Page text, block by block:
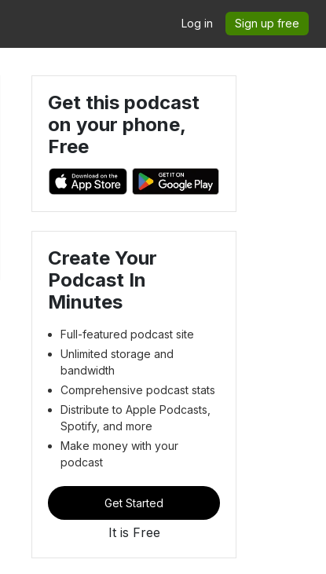
Log in Sign up free
Get this podcast
on your phone,
Free
Create Your
Podcast In
Minutes
Full-featured podcast site
Unlimited storage and
bandwidth
Comprehensive podcast stats
Distribute to Apple Podcasts,
Spotify, and more
Make money with your
podcast
Get Started
It is Free